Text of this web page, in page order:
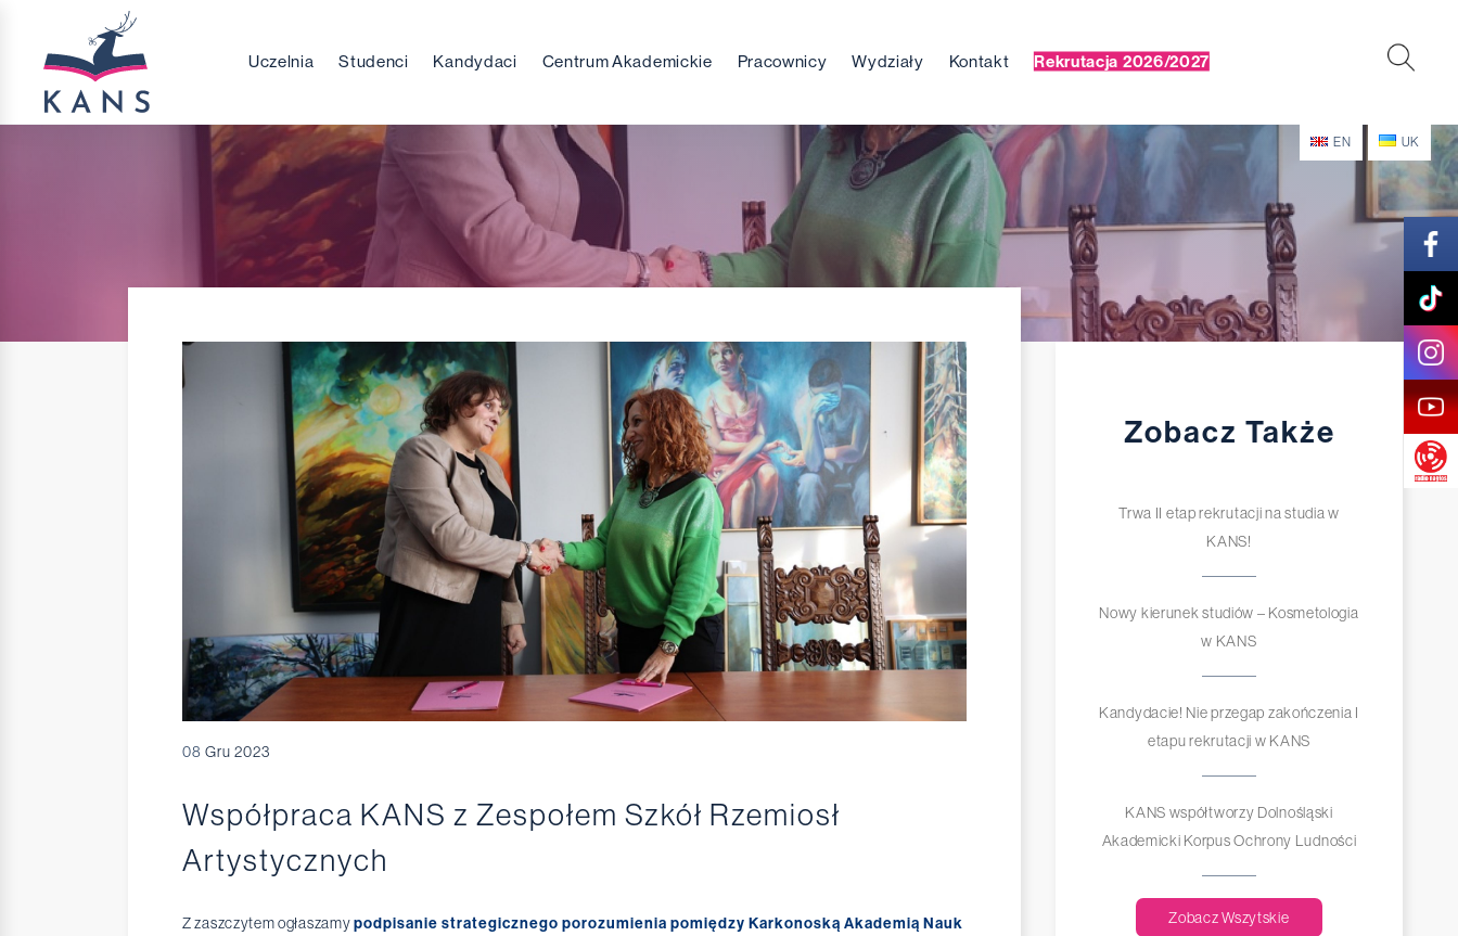
Uczelnia Studenci Kandydaci Centrum Akademickie Pracownicy Wydziały Kontakt Rekrutacja 2026/2027
EN UK
Zobacz Także
Trwa II etap rekrutacji na studia w
KANS!
Nowy kierunek studiów – Kosmetologia
w KANS
Kandydacie! Nie przegap zakończenia I
etapu rekrutacji w KANS
KANS współtworzy Dolnośląski
Akademicki Korpus Ochrony Ludności
Zobacz Wszytskie
08 Gru 2023
Współpraca KANS z Zespołem Szkół Rzemiosł
Artystycznych
Z zaszczytem ogłaszamypodpisanie strategicznego porozumienia pomiędzy Karkonoską Akademią Nauk